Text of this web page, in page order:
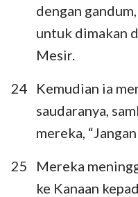
dengan
untuk dimakan
Mesir.
24
Kemudian ia
saudaranya,
mereka,
25
Mereka
ke Kanaan